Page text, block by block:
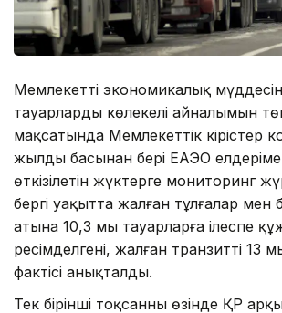
Мемлекеттің экономикалық
тауарлардың көлеңкелі айналымын
мақсатында Мемлекеттік кірістер
жылдың басынан бері ЕАЭО
өткізілетін жүктерге мониторинг
бергі уақытта жалған тұлғалар мен
атына 10,3 мың тауарларға ілеспе
ресімделгені, жалған транзиттің 13
фактісі анықталды.
Тек бірінші тоқсанның өзінде ҚР